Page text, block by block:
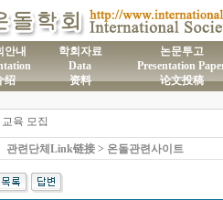
안내
绍
학회자료
Data
资料
논문투고
Presentation
论文投稿
2026년도 전통온돌기술자 교육 일정 안내
육 모집
관련단체Link链接 > 온돌관련사이트